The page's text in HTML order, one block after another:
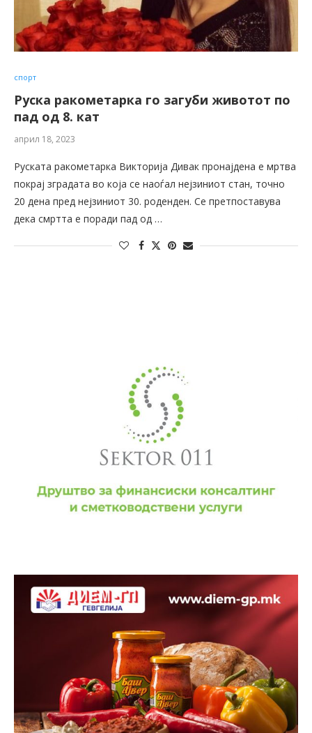
спорт
Руска ракометарка го загуби животот по
пад од 8. кат
април 18, 2023
Руската ракометарка Викторија Дивак пронајдена е мртва
покрај зградата во која се наоѓал нејзиниот стан, точно
20 дена пред нејзиниот 30. роденден. Се претпоставува
дека смртта е поради пад од …